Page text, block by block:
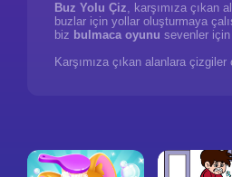
Buz Yolu Çiz, karşımıza çıkan
buzlar için yollar oluşturmaya
biz bulmaca oyunu sevenler için
Karşımıza çıkan alanlara